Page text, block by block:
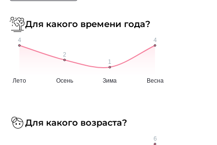
Для какого времени года?
Для какого возраста?